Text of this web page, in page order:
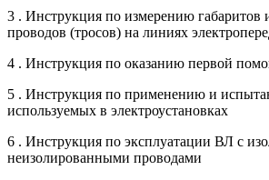
3 . Инструкция по измерению габаритов
проводов (тросов) на линиях
4 . Инструкция по оказанию первой
5 . Инструкция по применению и
используемых в электроустановках
6 . Инструкция по эксплуатации ВЛ с
неизолированными проводами